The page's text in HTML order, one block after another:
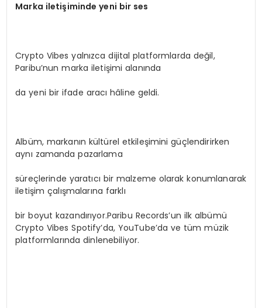
Marka iletişiminde yeni bir ses
Crypto Vibes yalnızca dijital platformlarda değil,
Paribu’nun marka iletişimi alanında
da yeni bir ifade aracı hâline geldi.
Albüm, markanın kültürel etkileşimini güçlendirirken
aynı zamanda pazarlama
süreçlerinde yaratıcı bir malzeme olarak konumlanarak
iletişim çalışmalarına farklı
bir boyut kazandırıyor.Paribu Records’un ilk albümü
Crypto Vibes Spotify’da, YouTube’da ve tüm müzik
platformlarında dinlenebiliyor.